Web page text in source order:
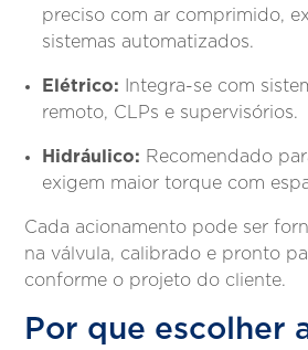
preciso com ar comprimido,
sistemas automatizados.
Elétrico: Integra-se com
remoto, CLPs e supervisórios.
Hidráulico: Recomendado
exigem maior torque com
Cada acionamento pode ser
na válvula, calibrado e pronto
conforme o projeto do cliente.
Por que escolher